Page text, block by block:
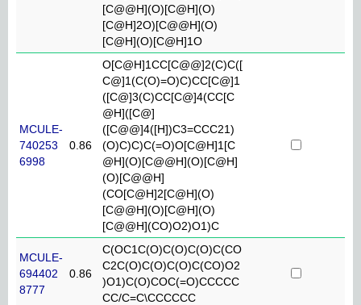
[C@@H](O)[C@H](O)
[C@H]2O)[C@@H](O)
[C@H](O)[C@H]1O
MCULE-
740253
6998
0.86
O[C@H]1CC[C@@]2(C)C([
C@]1(C(O)=O)C)CC[C@]1
([C@]3(C)CC[C@]4(CC[C
@H]([C@]
([C@@]4([H])C3=CCC21)
(O)C)C)C(=O)O[C@H]1[C
@H](O)[C@@H](O)[C@H]
(O)[C@@H]
(CO[C@H]2[C@H](O)
[C@@H](O)[C@H](O)
[C@@H](CO)O2)O1)C
MCULE-
694402
8777
0.86
C(OC1C(O)C(O)C(O)C(CO
C2C(O)C(O)C(O)C(CO)O2
)O1)C(O)COC(=O)CCCCC
CC/C=C\CCCCCC